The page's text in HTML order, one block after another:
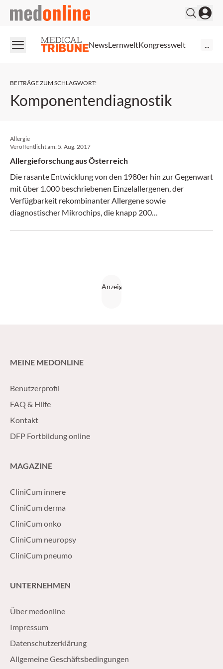
medonline
NewsLernweltKongresswelt
BEITRÄGE ZUM SCHLAGWORT:
Komponentendiagnostik
Allergie
Veröffentlicht am: 5. Aug. 2017
Allergieforschung aus Österreich
Die rasante Entwicklung von den 1980er hin zur Gegenwart
mit über 1.000 beschriebenen Einzelallergenen, der
Verfügbarkeit rekombinanter Allergene sowie
diagnostischer Mikrochips, die knapp 200
MEINE MEDONLINE
Benutzerprofil
FAQ & Hilfe
Kontakt
DFP Fortbildung online
MAGAZINE
CliniCum innere
CliniCum derma
CliniCum onko
CliniCum neuropsy
CliniCum pneumo
UNTERNEHMEN
Über medonline
Impressum
Datenschutzerklärung
Allgemeine Geschäftsbedingungen